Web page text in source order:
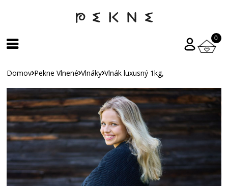
0
Domov Pekne Vlnené Vlnáky Vlnák luxusný 1kg,